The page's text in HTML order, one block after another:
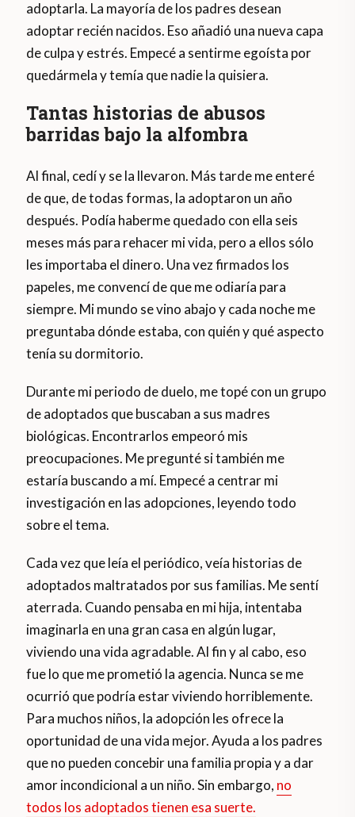
adoptarla. La mayoría de los padres desean
adoptar recién nacidos. Eso añadió una nueva capa
de culpa y estrés. Empecé a sentirme egoísta por
quedármela y temía que nadie la quisiera.
Tantas historias de abusos
barridas bajo la alfombra
Al final, cedí y se la llevaron. Más tarde me enteré
de que, de todas formas, la adoptaron un año
después. Podía haberme quedado con ella seis
meses más para rehacer mi vida, pero a ellos sólo
les importaba el dinero. Una vez firmados los
papeles, me convencí de que me odiaría para
siempre. Mi mundo se vino abajo y cada noche me
preguntaba dónde estaba, con quién y qué aspecto
tenía su dormitorio.
Durante mi periodo de duelo, me topé con un grupo
de adoptados que buscaban a sus madres
biológicas. Encontrarlos empeoró mis
preocupaciones. Me pregunté si también me
estaría buscando a mí. Empecé a centrar mi
investigación en las adopciones, leyendo todo
sobre el tema.
Cada vez que leía el periódico, veía historias de
adoptados maltratados por sus familias. Me sentí
aterrada. Cuando pensaba en mi hija, intentaba
imaginarla en una gran casa en algún lugar,
viviendo una vida agradable. Al fin y al cabo, eso
fue lo que me prometió la agencia. Nunca se me
ocurrió que podría estar viviendo horriblemente.
Para muchos niños, la adopción les ofrece la
oportunidad de una vida mejor. Ayuda a los padres
que no pueden concebir una familia propia y a dar
amor incondicional a un niño. Sin embargo, no
todos los adoptados tienen esa suerte.